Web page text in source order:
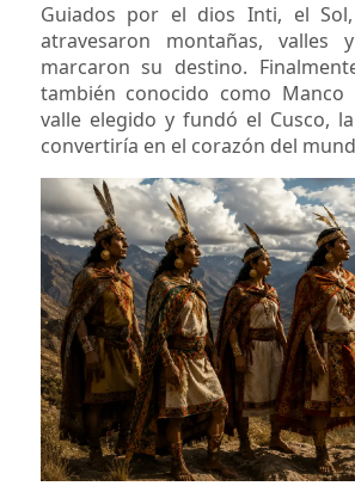
Guiados por el dios Inti, el
atravesaron montañas, valles
marcaron su destino.
también conocido como Manco
valle elegido y fundó el Cusco,
convertiría en el corazón del